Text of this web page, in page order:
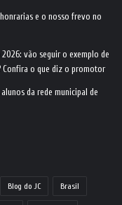
e o nosso frevo no
2026: vão seguir o exemplo de
Confira o que diz o promotor
da rede municipal de
Blog do JC Brasil